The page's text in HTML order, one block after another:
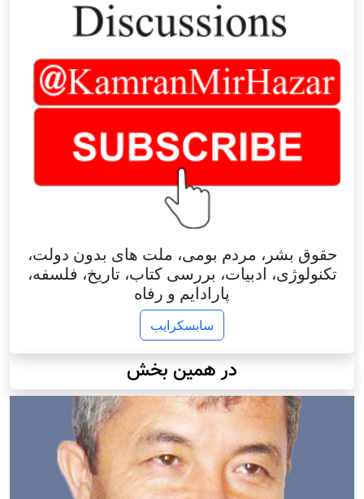
حقوق بشر، مردم بومی، ملت های بدون دولت،
تکنولوژی، ادبیات، بررسی کتاب، تاریخ، فلسفه،
پارادایم و رفاه
سابسکرایب
در همین بخش